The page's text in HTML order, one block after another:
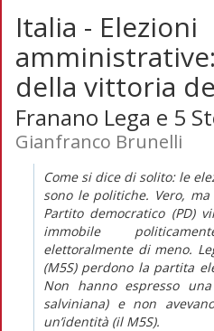
Italia - Elezioni
della vittoria
Franano Lega e 5
Gianfranco Brunelli
Come si dice di solito: le
sono le politiche. Vero,
Partito democratico (PD)
immobile
elettoralmente di meno.
(M5S) perdono la partita
Non hanno espresso
salviniana) e non
un’identità (il M5S).